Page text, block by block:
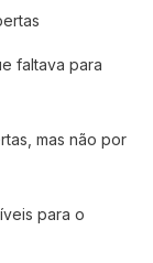
faltava para
mas não por
para o